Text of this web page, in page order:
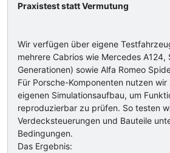
Praxistest statt Vermutung
Wir verfügen über eigene
mehrere Cabrios wie Mercedes A124,
Generationen) sowie Alfa Romeo
Für Porsche-Komponenten nutzen
eigenen Simulationsaufbau, um
reproduzierbar zu prüfen. So testen
Verdecksteuerungen und Bauteile
Bedingungen.
Das Ergebnis: